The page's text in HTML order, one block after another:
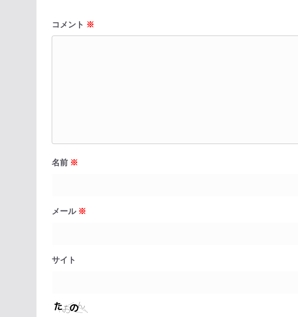
コメント ※
名前 ※
メール ※
サイト